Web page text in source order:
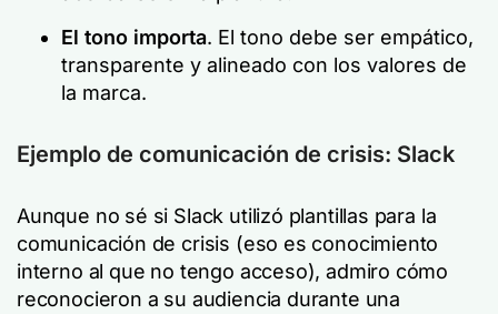
El tono importa. El tono debe ser empático,
transparente y alineado con los valores de
la marca.
Ejemplo de comunicación de crisis: Slack
Aunque no sé si Slack utilizó plantillas para la
comunicación de crisis (eso es conocimiento
interno al que no tengo acceso), admiro cómo
reconocieron a su audiencia durante una